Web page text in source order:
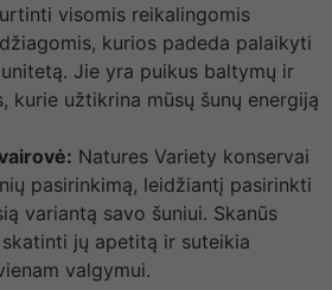
visomis reikalingomis
kurios padeda palaikyti
Jie yra puikus baltymų ir
kurie užtikrina mūsų šunų energiją
Natures Variety konservai
pasirinkimą, leidžiantį pasirinkti
variantą savo šuniui. Skanūs
jų apetitą ir suteikia
valgymui.